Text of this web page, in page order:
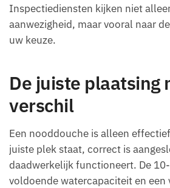
Inspectiediensten kijken niet
aanwezigheid, maar vooral naar
uw keuze.
De juiste plaatsing
verschil
Een nooddouche is alleen
juiste plek staat, correct is
daadwerkelijk functioneert. De
voldoende watercapaciteit en een